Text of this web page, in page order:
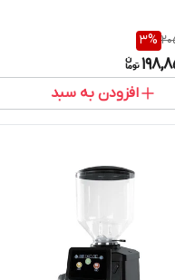
3%
افزودن به سبد